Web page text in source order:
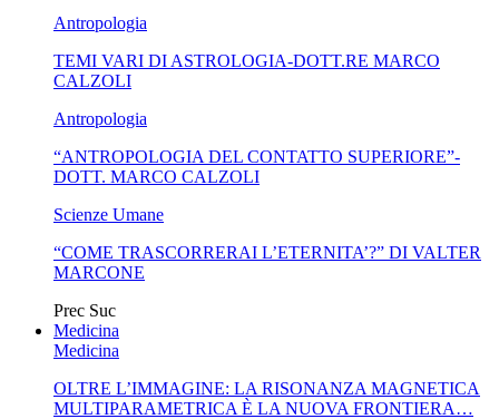
Antropologia
TEMI VARI DI ASTROLOGIA-DOTT.RE MARCO
CALZOLI
Antropologia
“ANTROPOLOGIA DEL CONTATTO SUPERIORE”-
DOTT. MARCO CALZOLI
Scienze Umane
“COME TRASCORRERAI L’ETERNITA’?” DI VALTER
MARCONE
Prec Suc
Medicina
Medicina
OLTRE L’IMMAGINE: LA RISONANZA MAGNETICA
MULTIPARAMETRICA È LA NUOVA FRONTIERA…